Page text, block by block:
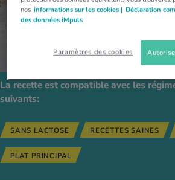
La recette est compatible avec les
suivants:
SANS LACTOSE RECETTES SAINES
PLAT PRINCIPAL
nos informations sur les cookies | Déclaration
des données iMpuls
Paramètres des cookies